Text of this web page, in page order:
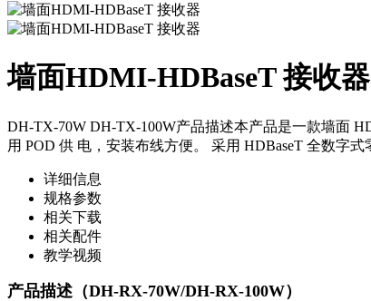
墙面HDMI-HDBaseT 接收器
DH-TX-70W DH-TX-100W产品描述本产品是一款墙面
用 POD 供 电，安装布线方便。 采用 HDBaseT 全数字
详细信息
规格参数
相关下载
相关配件
教学视频
产品描述（DH-RX-70W/DH-RX-100W）